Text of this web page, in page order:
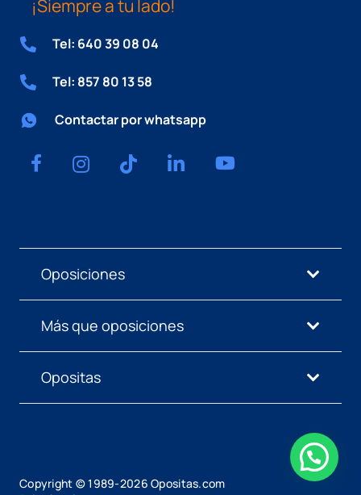
¡Siempre a tu lado!
Tel: 640 39 08 04
Tel: 857 80 13 58
Contactar por whatsapp
Oposiciones
Más que oposiciones
Opositas
Copyright © 1989-2026 Opositas.com